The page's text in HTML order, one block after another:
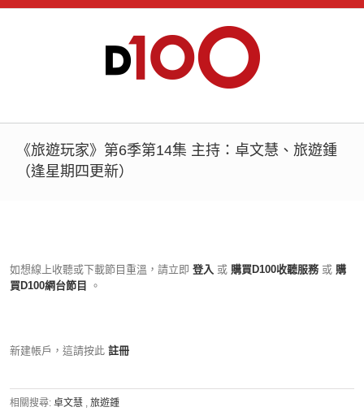
《旅遊玩家》第6季第14集 主持：卓文慧、旅遊鍾
（逢星期四更新）
如想線上收聽或下載節目重溫，請立即 登入 或 購買D100收聽服務 或 購
買D100網台節目
。
新建帳戶，這請按此 註冊
相關搜尋: 卓文慧 , 旅遊鍾